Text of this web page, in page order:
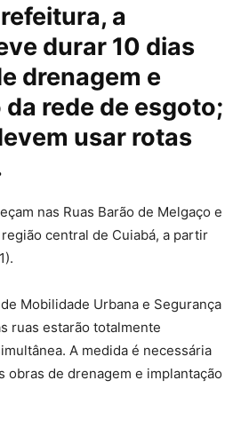
a
durar 10 dias
drenagem e
rede de esgoto;
usar rotas
nas Ruas Barão de Melgaço e
central de Cuiabá, a partir
Mobilidade Urbana e Segurança
ruas estarão totalmente
A medida é necessária
obras de drenagem e implantação